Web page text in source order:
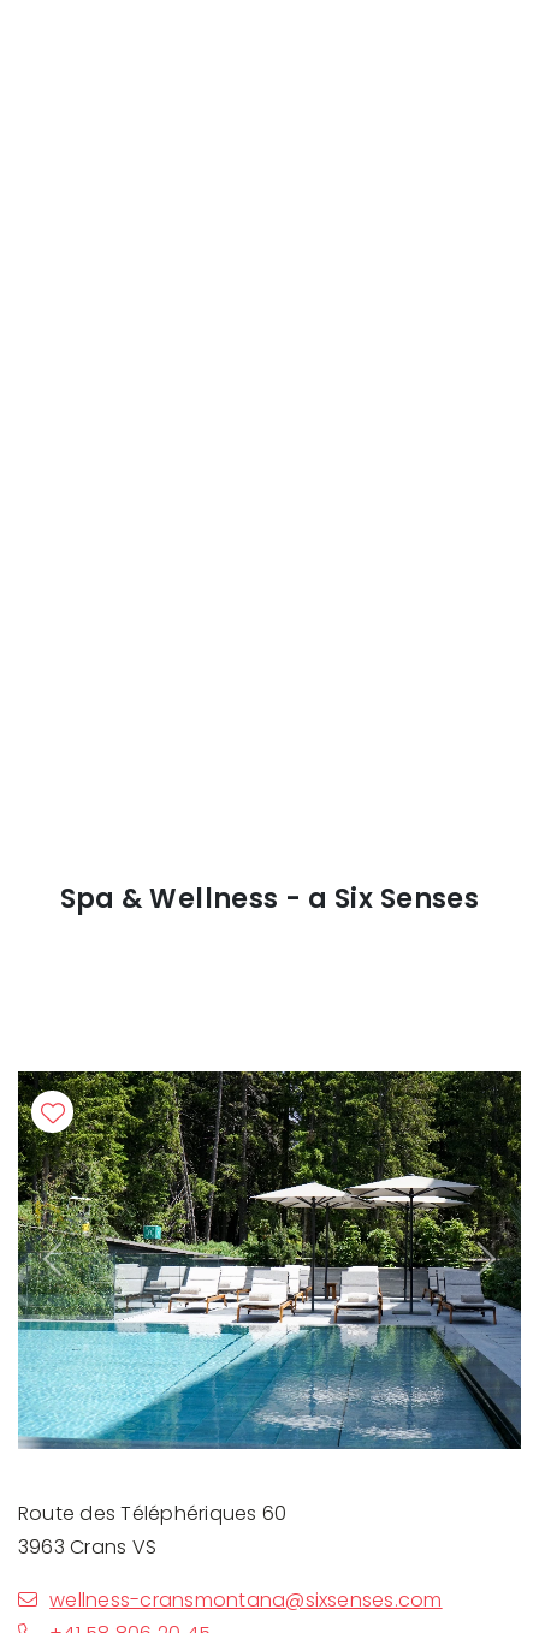
Spa & Wellness - a Six Senses
Previous Next
Route des Téléphériques 60
3963 Crans VS
wellness-cransmontana@sixsenses.com